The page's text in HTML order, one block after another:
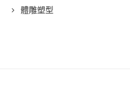
體雕塑型